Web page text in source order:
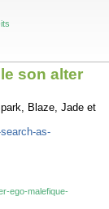
son alter
Blaze, Jade et
as-
ego-malefique-